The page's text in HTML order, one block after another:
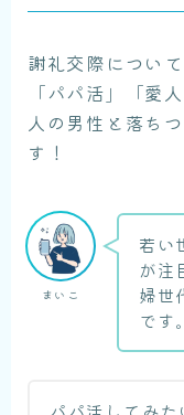
謝礼交際につい
「パパ活」「愛
人の男性と落ち
す！
まいこ
若い
が注
婦世
です。